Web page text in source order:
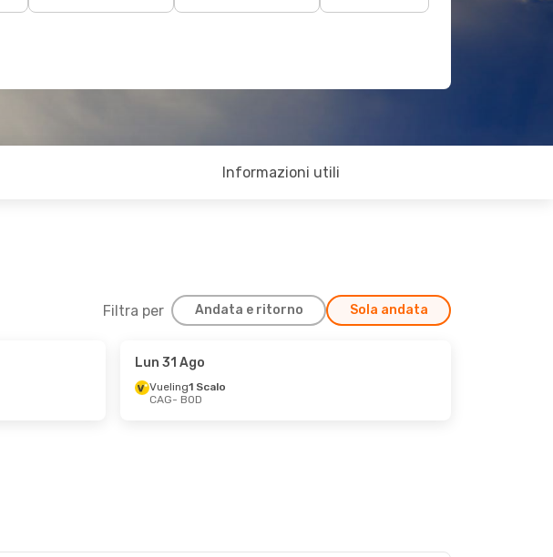
Informazioni utili
Filtra per Andata e ritorno Sola andata
Lun 31 Ago
Vueling1 Scalo
CAG- BOD